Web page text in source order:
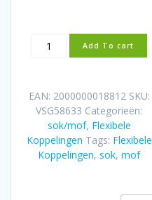
Flexibele
rubber
aantal
Add To cart
EAN: 2000000018812 SKU:
VSG58633 Categorieën:
sok/mof, Flexibele
Koppelingen Tags: Flexibele
Koppelingen, sok, mof